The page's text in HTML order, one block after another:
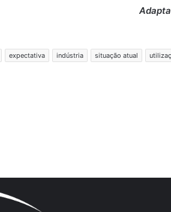
expectativa indústria situação atual